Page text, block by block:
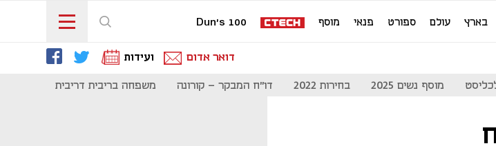
בארץ עולם ספורט פנאי מוסף Dun's 100
דואר אדום ועידות
מוסף נשים 2025 בחירות 2022 דו"ח המבקר - קורונה משפחה בריבית דריבית